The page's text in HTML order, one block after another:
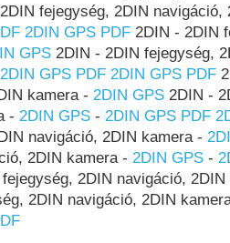
fejegység, 2DIN
2DIN GPS PDF 2DIN - 2DIN
GPS 2DIN - 2DIN fejegység,
2DIN GPS PDF 2DIN GPS PDF
kamera - 2DIN GPS 2DIN -
- 2DIN GPS - 2DIN GPS PDF
navigáció, 2DIN kamera -
2DIN kamera - 2DIN GPS -
2DIN navigáció,
2DIN navigáció, 2DIN